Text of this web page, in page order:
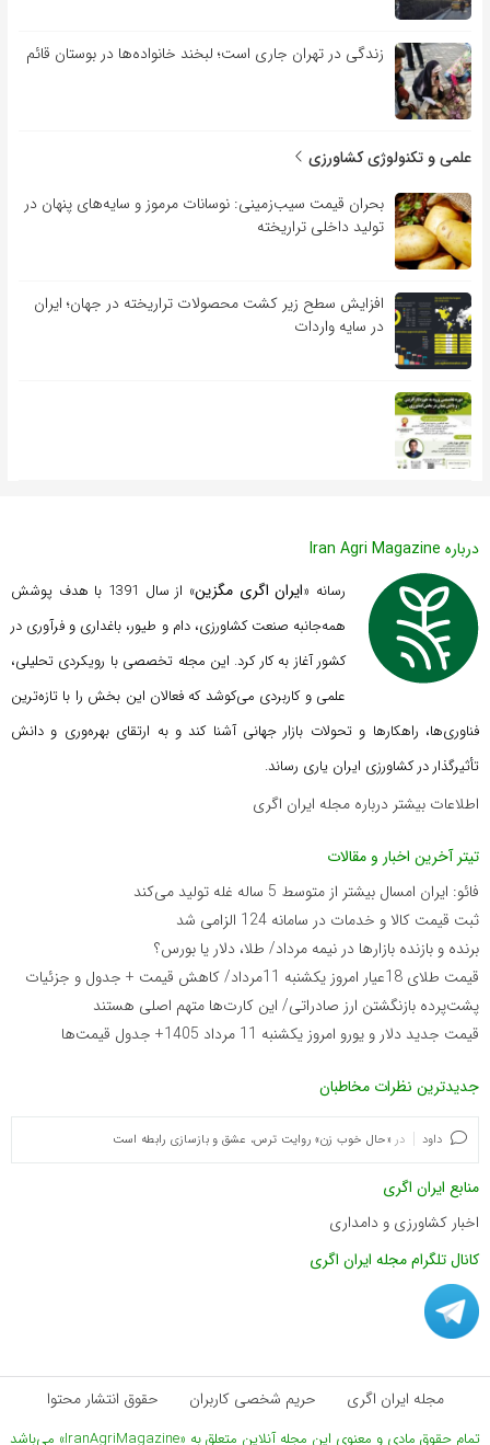
زندگی در تهران جاری است؛ لبخند خانواده‌ها در بوستان قائم
علمی و تکنولوژی کشاورزی
بحران قیمت سیب‌زمینی: نوسانات مرموز و سایه‌های پنهان در
تولید داخلی تراریخته
افزایش سطح زیر کشت محصولات تراریخته در جهان؛ ایران
در سایه واردات
درباره Iran Agri Magazine
رسانه «ایران اگری مگزین
» از سال 1391 با هدف پوشش
همه‌جانبه صنعت کشاورزی، دام و طیور، باغداری و فرآوری در
کشور آغاز به کار کرد. این مجله تخصصی با رویکردی تحلیلی،
علمی و کاربردی می‌کوشد که فعالان این بخش را با تازه‌ترین
فناوری‌ها، راهکارها و تحولات بازار جهانی آشنا کند و به ارتقای بهره‌وری و دانش
تأثیرگذار در کشاورزی ایران یاری رساند.
اطلاعات بیشتر درباره مجله ایران اگری
تیتر آخرین اخبار و مقالات
فائو: ایران امسال بیشتر از متوسط 5 ساله غله تولید می‌کند
ثبت قیمت کالا و خدمات در سامانه 124 الزامی شد
برنده‌ و بازنده بازارها در نیمه مرداد/ طلا، دلار یا بورس؟
قیمت طلای 18عیار امروز یکشنبه 11مرداد/ کاهش قیمت + جدول و جزئیات
پشت‌پرده بازنگشتن ارز صادراتی/ این کارت‌ها متهم اصلی هستند
قیمت جدید دلار و یورو امروز یکشنبه 11 مرداد 1405+ جدول قیمت‌ها
جدیدترین نظرات مخاطبان
داود در «حال خوب زن» روایت ترس، عشق و بازسازی رابطه است
منابع ایران اگری
اخبار کشاورزی و دامداری
کانال تلگرام مجله ایران اگری
مجله ایران اگری حریم شخصی کاربران حقوق انتشار محتوا
تمام حقوق مادی و معنوی این مجله آنلاین متعلق به «IranAgriMagazine» می‌باشد